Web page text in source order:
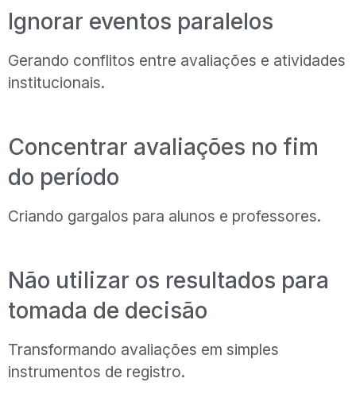
Ignorar eventos paralelos
Gerando conflitos entre avaliações e atividades
institucionais.
Concentrar avaliações no fim
do período
Criando gargalos para alunos e professores.
Não utilizar os resultados para
tomada de decisão
Transformando avaliações em simples
instrumentos de registro.